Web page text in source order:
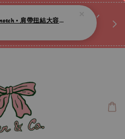
手鍊』嗎ꕀ♡ 私訊我們.ᐟ.ᐟ
這邊按下去
SEVEN｜日本 • notch • 肩帶扭結大容量微光澤肩背包 ღ